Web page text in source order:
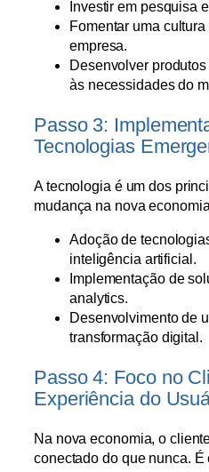
Investir em pesquisa
Fomentar uma
empresa.
Desenvolver
às necessidades do
Passo 3:
Tecnologias
A tecnologia é um dos
mudança na nova
Adoção de
inteligência artificial.
Implementação de
analytics.
Desenvolvimento de
transformação digital.
Passo 4: Foco no
Experiência do
Na nova economia, o
conectado do que nunca. É